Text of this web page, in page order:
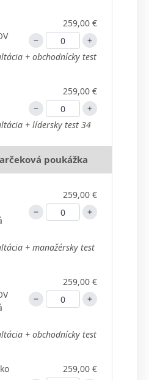
259,00 €
+ obchodnícky test
259,00 €
+ lídersky test 34
poukážka
259,00 €
+ manažérsky test
259,00 €
+ obchodnícky test
259,00 €